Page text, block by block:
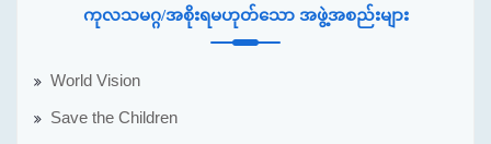
ကုလသမဂ္ဂ/အစိုးရမဟုတ်သော အဖွဲ့အစည်းများ
World Vision
Save the Children